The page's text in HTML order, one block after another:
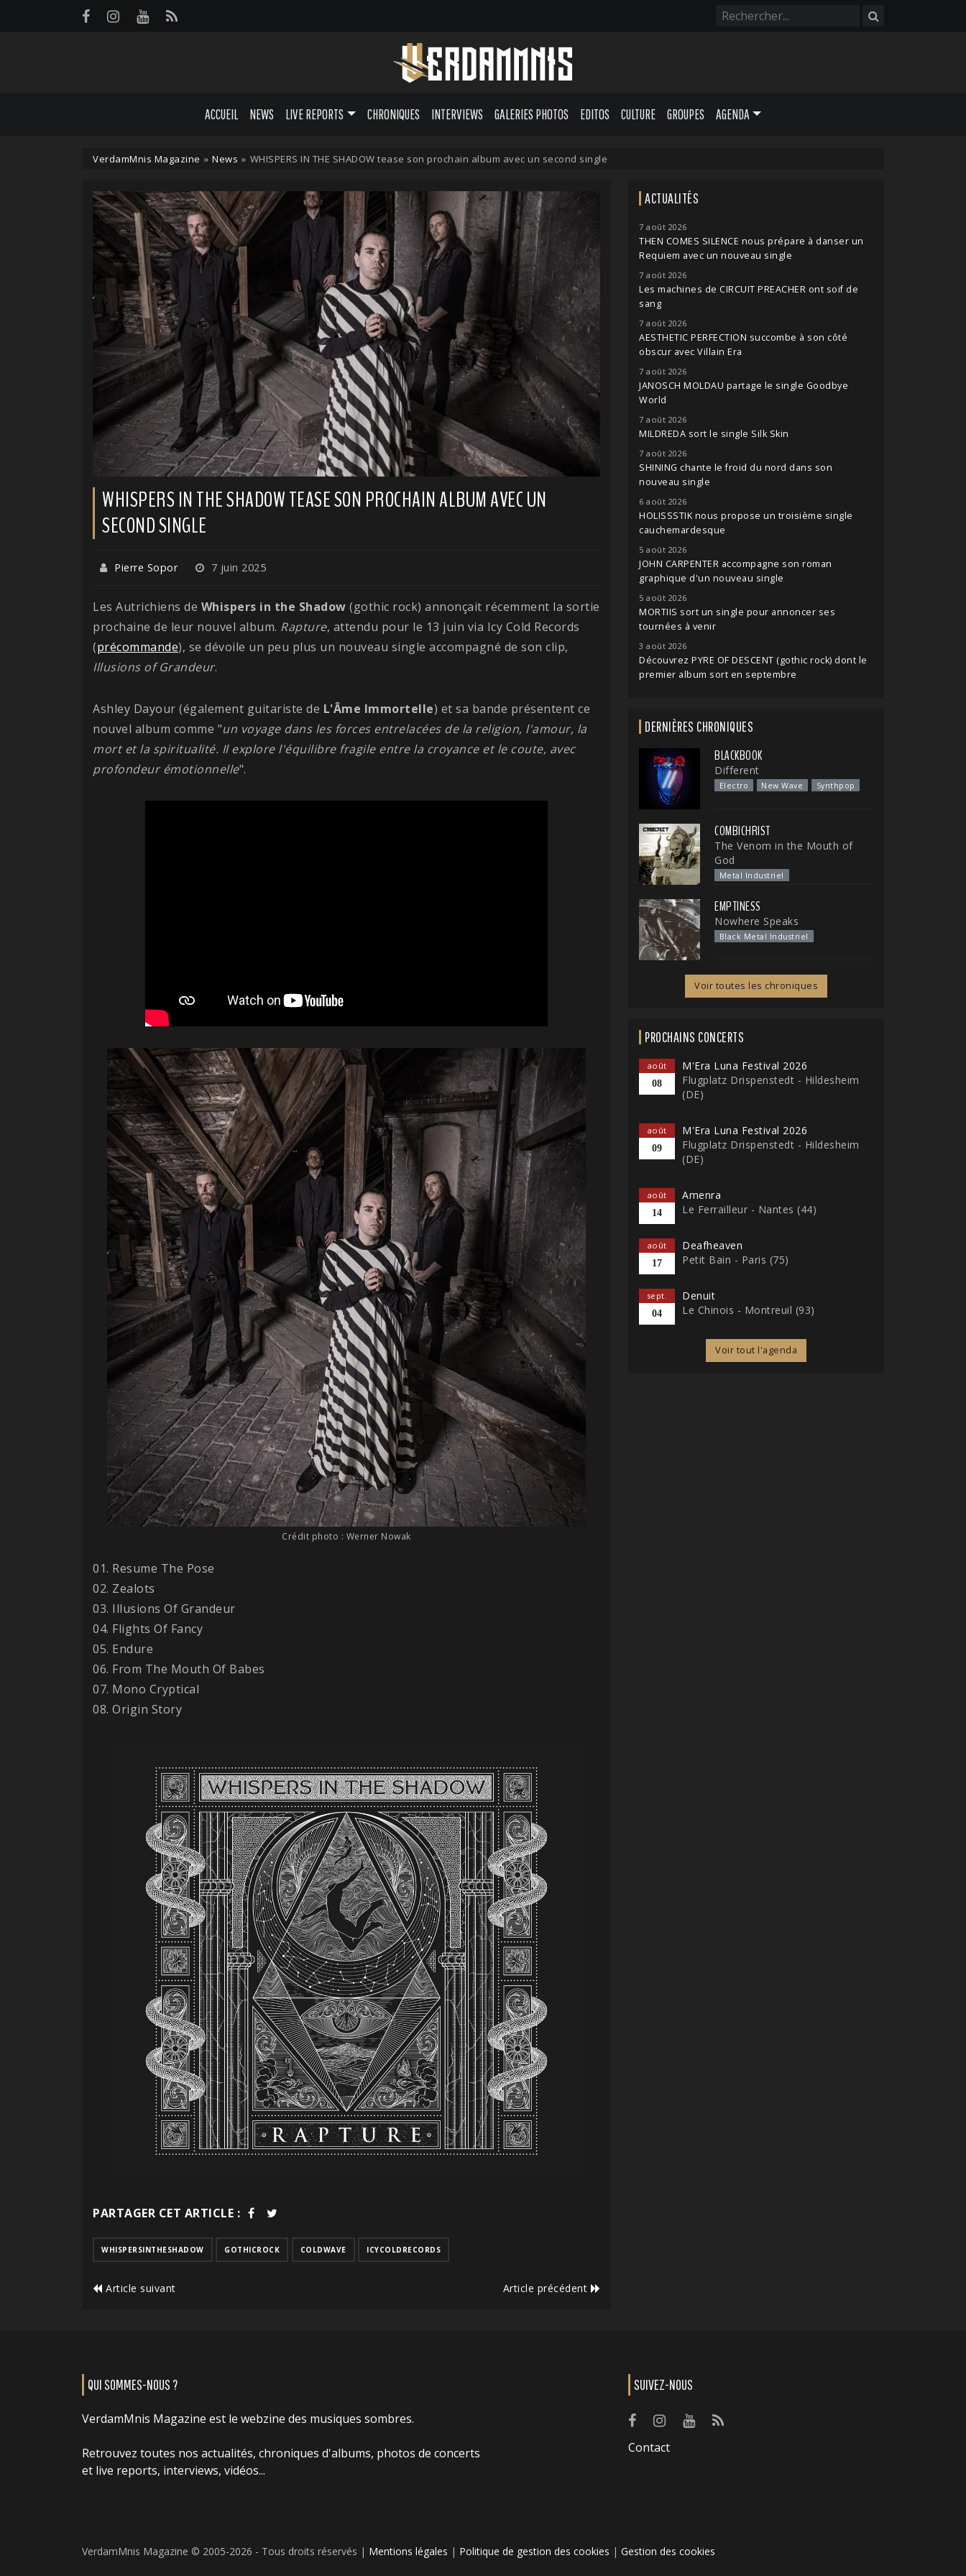
ACCUEIL NEWS LIVE REPORTS CHRONIQUES INTERVIEWS GALERIES PHOTOS EDITOS CULTURE GROUPES AGENDA
VerdamMnis Magazine » News » WHISPERS IN THE SHADOW tease son prochain album avec un second single
WHISPERS IN THE SHADOW TEASE SON PROCHAIN ALBUM AVEC UN
SECOND SINGLE
Pierre Sopor 7 juin 2025
Les Autrichiens de Whispers in the Shadow (gothic rock) annonçait récemment la sortie
prochaine de leur nouvel album. Rapture, attendu pour le 13 juin via Icy Cold Records
(précommande), se dévoile un peu plus un nouveau single accompagné de son clip,
Illusions of Grandeur.
Ashley Dayour (également guitariste de L'Âme Immortelle) et sa bande présentent ce
nouvel album comme "un voyage dans les forces entrelacées de la religion, l'amour, la
mort et la spiritualité. Il explore l'équilibre fragile entre la croyance et le coute, avec
profondeur émotionnelle".
Crédit photo : Werner Nowak
01. Resume The Pose
02. Zealots
03. Illusions Of Grandeur
04. Flights Of Fancy
05. Endure
06. From The Mouth Of Babes
07. Mono Cryptical
08. Origin Story
PARTAGER CET ARTICLE :
WHISPERSINTHESHADOW GOTHICROCK COLDWAVE ICYCOLDRECORDS
Article suivant Article précédent
ACTUALITÉS
7 août 2026
THEN COMES SILENCE nous prépare à danser un
Requiem avec un nouveau single
7 août 2026
Les machines de CIRCUIT PREACHER ont soif de
sang
7 août 2026
AESTHETIC PERFECTION succombe à son côté
obscur avec Villain Era
7 août 2026
JANOSCH MOLDAU partage le single Goodbye
World
7 août 2026
MILDREDA sort le single Silk Skin
7 août 2026
SHINING chante le froid du nord dans son
nouveau single
6 août 2026
HOLISSSTIK nous propose un troisième single
cauchemardesque
5 août 2026
JOHN CARPENTER accompagne son roman
graphique d'un nouveau single
5 août 2026
MORTIIS sort un single pour annoncer ses
tournées à venir
3 août 2026
Découvrez PYRE OF DESCENT (gothic rock) dont le
premier album sort en septembre
DERNIÈRES CHRONIQUES
BLACKBOOK
Different
Electro New Wave Synthpop
COMBICHRIST
The Venom in the Mouth of
God
Metal Industriel
EMPTINESS
Nowhere Speaks
Black Metal Industriel
Voir toutes les chroniques
PROCHAINS CONCERTS
août
08
M'Era Luna Festival 2026
Flugplatz Drispenstedt - Hildesheim
(DE)
août
09
M'Era Luna Festival 2026
Flugplatz Drispenstedt - Hildesheim
(DE)
août
14
Amenra
Le Ferrailleur - Nantes (44)
août
17
Deafheaven
Petit Bain - Paris (75)
sept.
04
Denuit
Le Chinois - Montreuil (93)
Voir tout l'agenda
QUI SOMMES-NOUS ?
VerdamMnis Magazine est le webzine des musiques sombres.
Retrouvez toutes nos actualités, chroniques d'albums, photos de concerts
et live reports, interviews, vidéos...
SUIVEZ-NOUS
Contact
VerdamMnis Magazine © 2005-2026 - Tous droits réservés | Mentions légales | Politique de gestion des cookies | Gestion des cookies
Panneau de gestion des cookies